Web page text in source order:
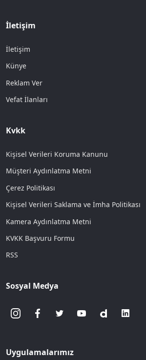
İletişim
İletişim
Künye
Reklam Ver
Vefat İlanları
Kvkk
Kişisel Verileri Koruma Kanunu
Müşteri Aydınlatma Metni
Çerez Politikası
Kişisel Verileri Saklama ve İmha Politikası
Kamera Aydınlatma Metni
KVKK Başvuru Formu
RSS
Sosyal Medya
Uygulamalarımız